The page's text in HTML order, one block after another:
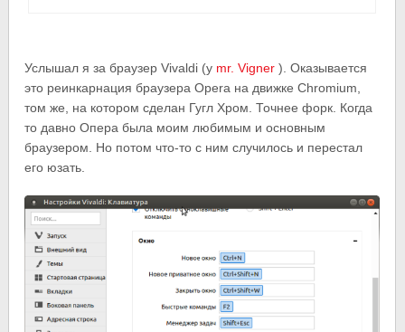
Услышал я за браузер Vivaldi (у mr. Vigner ). Оказывается
это реинкарнация браузера Opera на движке Chromium,
том же, на котором сделан Гугл Хром. Точнее форк. Когда
то давно Опера была моим любимым и основным
браузером. Но потом что-то с ним случилось и перестал
его юзать.